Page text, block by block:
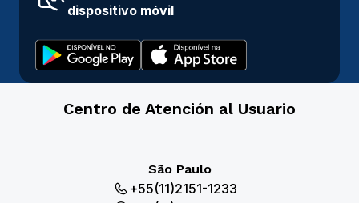
dispositivo móvil
Centro de Atención al Usuario
São Paulo
+55(11)2151-1233